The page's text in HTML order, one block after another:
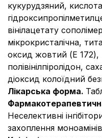
кукурудзяний,
вінілацетату
мікрокристалічна,
оксид жовтий (E 172),
полівінілпіролідон,
діоксид колоїдний
Лікарська форма.
Неселективні
захоплення